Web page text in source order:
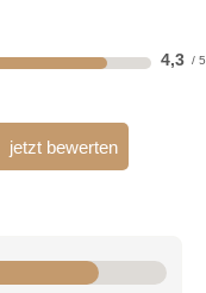
4,3
jetzt bewerten